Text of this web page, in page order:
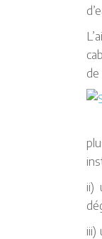
de
ii)
iii)